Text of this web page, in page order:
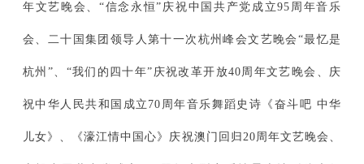
年文艺晚会、“信念永恒”庆祝中国共产党成立95周年音乐
会、二十国集团领导人第十一次杭州峰会文艺晚会“最忆是
杭州”、“我们的四十年”庆祝改革开放40周年文艺晚会、庆
祝中华人民共和国成立70周年音乐舞蹈史诗《奋斗吧 中华
儿女》、《濠江情中国心》庆祝澳门回归20周年文艺晚会、